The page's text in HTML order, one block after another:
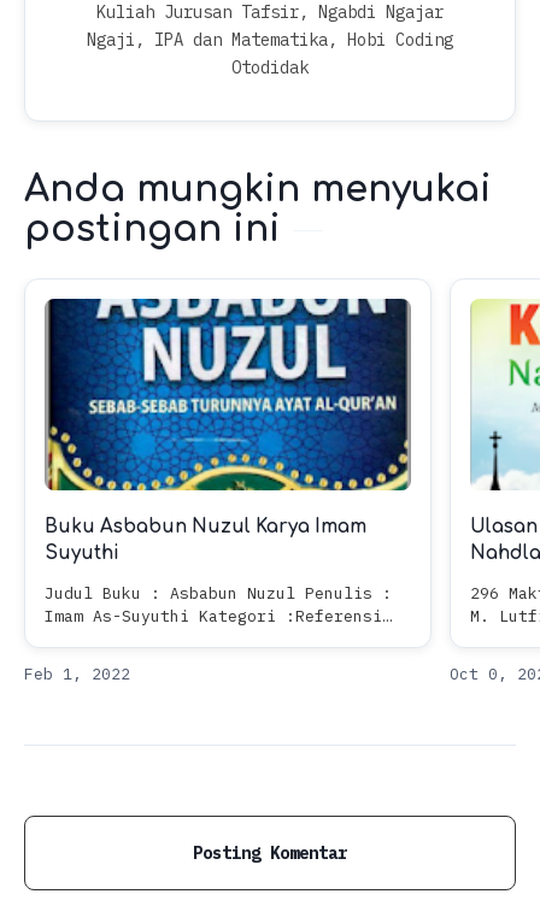
Kuliah Jurusan Tafsir, Ngabdi Ngajar
Ngaji, IPA dan Matematika, Hobi Coding
Otodidak
Anda mungkin menyukai
postingan ini
Buku Asbabun Nuzul Karya Imam
Suyuthi
Judul Buku : Asbabun Nuzul Penulis :
Imam As-Suyuthi Kategori :Referensi
Quran adal…
296
M.
sebuah
Posting Komentar